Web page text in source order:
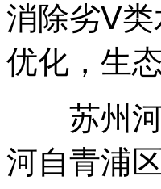
消除劣Ⅴ类
优化，生
苏州河
河自青浦